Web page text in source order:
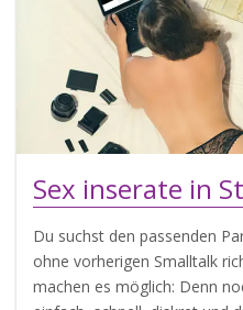
Sex inserate in
Du suchst den passenden
ohne vorherigen Smalltalk
machen es möglich: Denn